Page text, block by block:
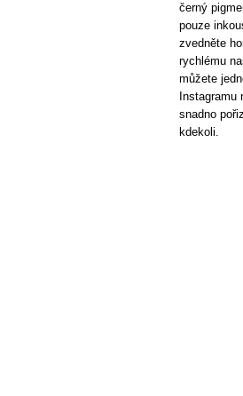
černý
pouze
zvedněte
rychlému
můžete
snadno
kdekoli.